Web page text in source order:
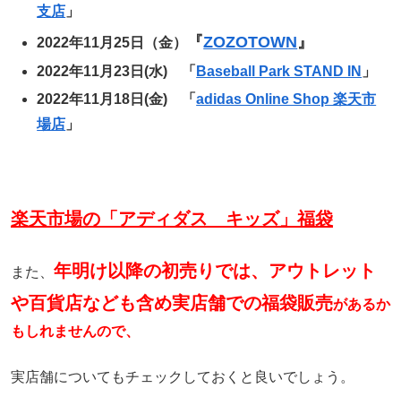
支店 」
2022年11月25日（金） 『ZOZOTOWN 』
2022年11月23日(水) 「 Baseball Park STAND IN 」
2022年11月18日(金) 「adidas Online Shop 楽天市
場店 」
楽天市場の「アディダス キッズ」福袋
また、 年明け以降の初売りでは、アウトレット
や百貨店なども含め実店舗での福袋販売があるか
もしれませんので、
実店舗についてもチェックしておくと良いでしょう。